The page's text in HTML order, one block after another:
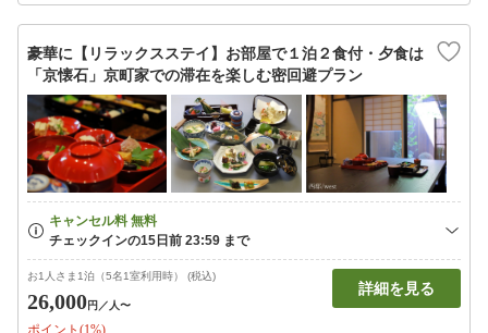
豪華に【リラックスステイ】お部屋で１泊２食付・夕食は
「京懐石」京町家での滞在を楽しむ密回避プラン
お1人さま1泊（5名1室利用時） (税込)
26,000円 ／人〜
ポイント(1%)
詳細を見る